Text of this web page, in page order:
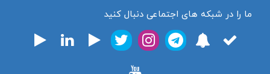
ما را در شبکه های اجتماعی دنبال کنید